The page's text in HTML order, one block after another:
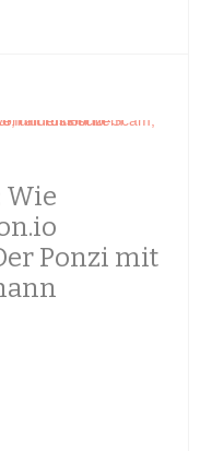
Wie
Ponzi mit